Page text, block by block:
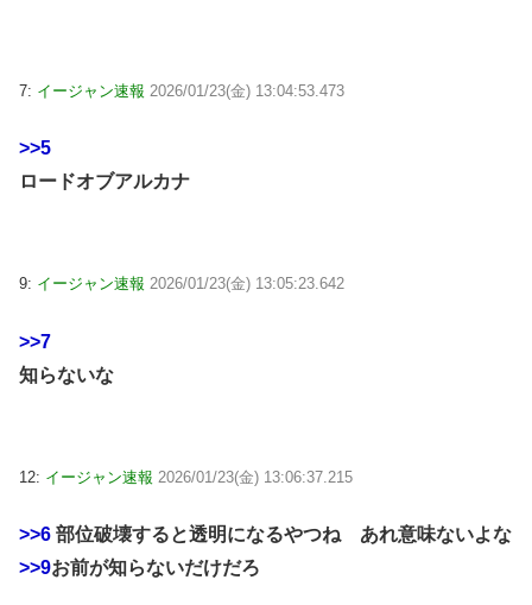
7: イージャン速報 2026/01/23(金) 13:04:53.473
>>5
ロードオブアルカナ
9: イージャン速報 2026/01/23(金) 13:05:23.642
>>7
知らないな
12: イージャン速報 2026/01/23(金) 13:06:37.215
>>6 部位破壊すると透明になるやつね あれ意味ないよな
>>9お前が知らないだけだろ